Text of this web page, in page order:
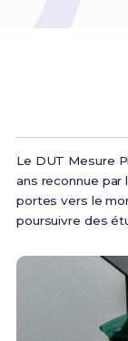
Le DUT Mesure
ans reconnue par
portes vers le
poursuivre des